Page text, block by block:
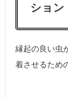
ション
縁起の良い虫
着させるため